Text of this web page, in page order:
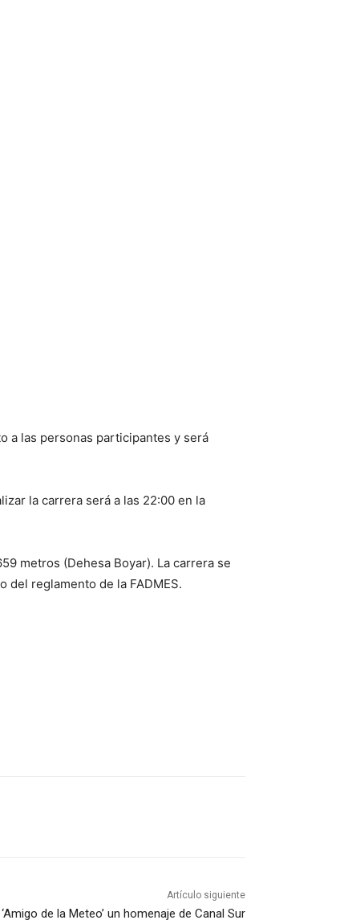
a las personas participantes y será
la carrera será a las 22:00 en la
metros (Dehesa Boyar). La carrera se
del reglamento de la FADMES.
Artículo siguiente
de la Meteo’ un homenaje de Canal Sur